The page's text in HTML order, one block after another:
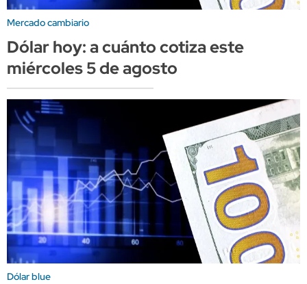
Mercado cambiario
Dólar hoy: a cuánto cotiza este
miércoles 5 de agosto
Dólar blue